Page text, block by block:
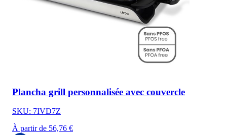
Plancha grill personnalisée avec couvercle
SKU: 7IVD7Z
À partir de 56,76 €